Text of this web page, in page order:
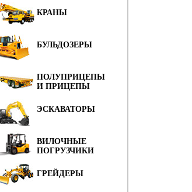
КРАНЫ
БУЛЬДОЗЕРЫ
ПОЛУПРИЦЕПЫ
И ПРИЦЕПЫ
ЭСКАВАТОРЫ
ВИЛОЧНЫЕ
ПОГРУЗЧИКИ
ГРЕЙДЕРЫ